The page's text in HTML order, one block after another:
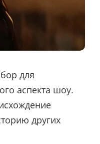
для
аспекта шоу.
других